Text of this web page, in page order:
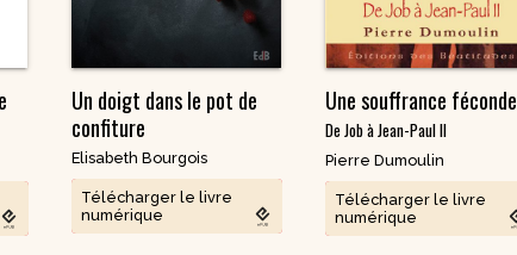
Un doigt dans le pot de
confiture
Elisabeth Bourgois
Télécharger le livre
numérique
Une souffrance féconde
De Job à Jean-Paul II
Pierre Dumoulin
Télécharger le livre
numérique